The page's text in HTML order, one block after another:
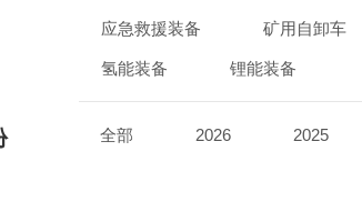
应急救援装备 矿用自卸车
氢能装备 锂能装备
全部 2026 2025